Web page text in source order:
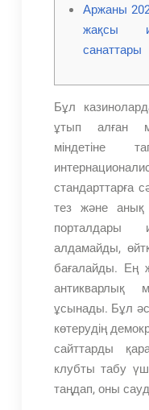
Аржаны
жақсы
санаттары
Бұл
ұтып алған
міндетіне
стандарттарға
тез және
порталдары
алдамайды,
бағалайды. Ең
антикварлық
ұсынады. Бұл
көтерудің
сайттарды
клубты табу
таңдап, оны